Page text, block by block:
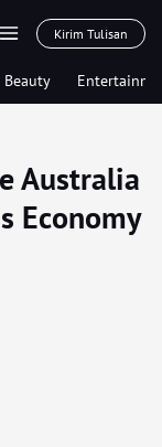
Kirim Tulisan
Beauty
Australia
Economy